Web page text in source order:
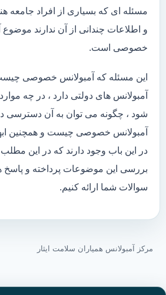
مسئله ای که بسیاری از افراد جامعه
و اطلاعات چندانی از آن ندارند موضوع
خصوصی است.
این مسئله که آمبولانس خصوصی چیست
آمبولانس های دولتی دارد ، در چه
شود ، چگونه می توان به آن دسترسی
آمبولانس خصوصی چیست و همچنین
در این باب وجود دارند که در این
بررسی این موضوعات پرداخته و پاسخ
سوالات شما ارائه کنیم.
مرکز آمبولانس همیاران سلامت ایثار